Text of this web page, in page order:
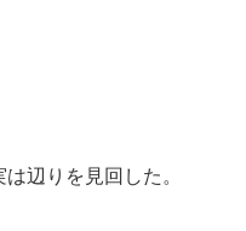
辺りを見回した。